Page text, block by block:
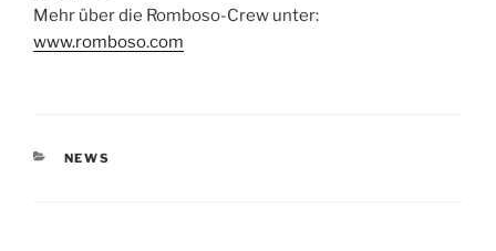
Mehr über die Romboso-Crew unter:
www.romboso.com
KATEGORIEN
NEWS